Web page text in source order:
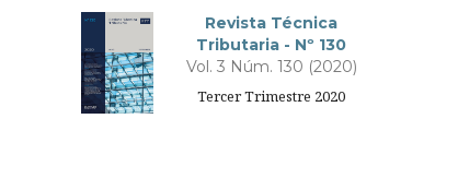
Revista Técnica
Tributaria - Nº 130
Vol. 3 Núm. 130 (2020)
Tercer Trimestre 2020